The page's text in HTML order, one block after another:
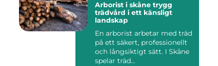
Arborist i skåne trygg
trädvård i ett känsligt
landskap
En arborist arbetar med träd
på ett säkert, professionellt
och långsiktigt sätt. I Skåne
spelar träd...